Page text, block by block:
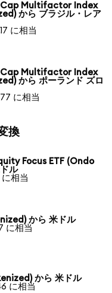
Cap Multifactor Index
から ブラジル・レア
に相当
Cap Multifactor Index
から ポーランド ズロ
に相当
換
Focus ETF (Ondo
ル
相当
から 米ドル
に相当
から 米ドル
に相当